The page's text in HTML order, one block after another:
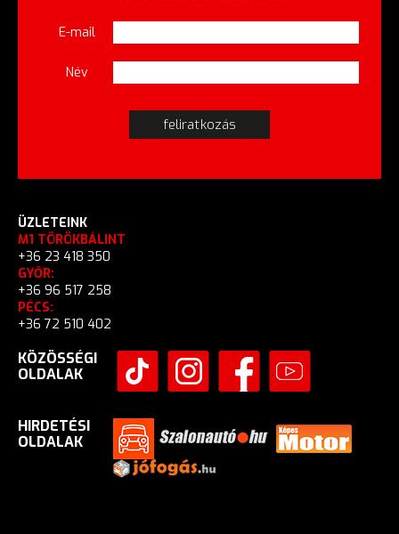
E-mail
Név
ÜZLETEINK
M1 TÖRÖKBÁLINT
+36 23 418 350
GYŐR:
+36 96 517 258
PÉCS:
+36 72 510 402
KÖZÖSSÉGI
OLDALAK
HIRDETÉSI
OLDALAK